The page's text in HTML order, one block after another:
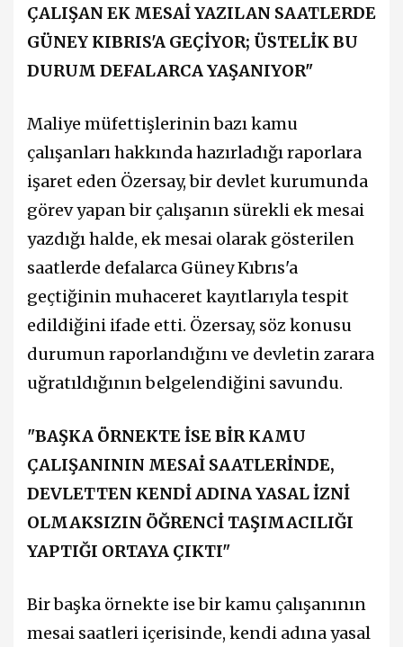
ÇALIŞAN EK MESAİ YAZILAN SAATLERDE
GÜNEY KIBRIS'A GEÇİYOR; ÜSTELİK BU
DURUM DEFALARCA YAŞANIYOR"
Maliye müfettişlerinin bazı kamu
çalışanları hakkında hazırladığı raporlara
işaret eden Özersay, bir devlet kurumunda
görev yapan bir çalışanın sürekli ek mesai
yazdığı halde, ek mesai olarak gösterilen
saatlerde defalarca Güney Kıbrıs'a
geçtiğinin muhaceret kayıtlarıyla tespit
edildiğini ifade etti. Özersay, söz konusu
durumun raporlandığını ve devletin zarara
uğratıldığının belgelendiğini savundu.
"BAŞKA ÖRNEKTE İSE BİR KAMU
ÇALIŞANININ MESAİ SAATLERİNDE,
DEVLETTEN KENDİ ADINA YASAL İZNİ
OLMAKSIZIN ÖĞRENCİ TAŞIMACILIĞI
YAPTIĞI ORTAYA ÇIKTI"
Bir başka örnekte ise bir kamu çalışanının
mesai saatleri içerisinde, kendi adına yasal